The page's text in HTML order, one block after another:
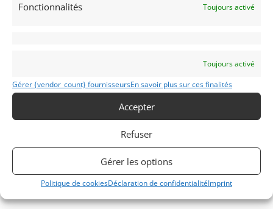
Fonctionnalités Toujours activé
Toujours activé
Gérer {vendor_count} fournisseursEn savoir plus sur ces finalités
Accepter
Refuser
Gérer les options
Politique de cookiesDéclaration de confidentialitéImprint
achieving a 4min55 laptime at the 2022 Le Mans
system will need updating by the car’s new, lucky
owner. The car comes with a new FIA HTP valid until
This stunning Duel Motorsport 904 is ready to be
enjoyed by its new, 2nd owner and is eligible for all
historic races such as the Gentlemen Trophy, Le
Mans Classic, Goodwood Revival and Members
meeting, etc.. …